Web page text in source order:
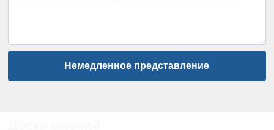
Немедленное представление